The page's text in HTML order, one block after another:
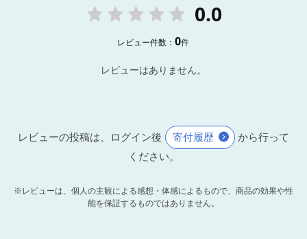
0.0
レビュー件数：0件
レビューはありません。
レビューの投稿は、ログイン後 寄付履歴
から行って
ください。
※レビューは、個人の主観による感想・体感によるもので、商品の効果や性
能を保証するものではありません。